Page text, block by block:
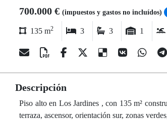
700.000 € (impuestos y gastos no incluídos)
135 m2 3 3 1
Descripción
Piso alto en Los Jardines , con 135 m²
terraza, ascensor, orientación sur, zonas